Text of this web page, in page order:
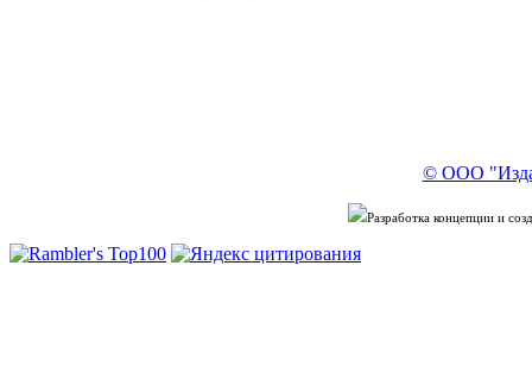
© ООО
Разработка концепции и